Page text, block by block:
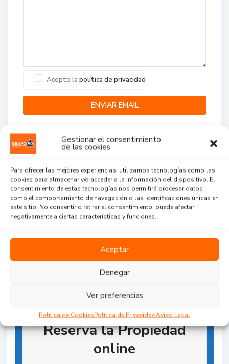
Gestionar el consentimiento
de las cookies
Para ofrecer las mejores experiencias, utilizamos tecnologías como las
cookies para almacenar y/o acceder a la información del dispositivo. El
consentimiento de estas tecnologías nos permitirá procesar datos
como el comportamiento de navegación o las identificaciones únicas en
este sitio. No consentir o retirar el consentimiento, puede afectar
negativamente a ciertas características y funciones.
Aceptar
Denegar
Ver preferencias
Política de CookiesPolítica de PrivacidadAviso Legal
Acepto la política de privacidad
Agent Reviews
...
Reserva la Propiedad
online